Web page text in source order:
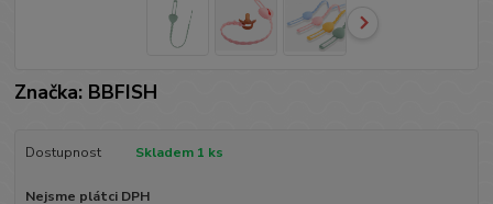
Značka: BBFISH
Dostupnost Skladem 1 ks
Nejsme plátci DPH